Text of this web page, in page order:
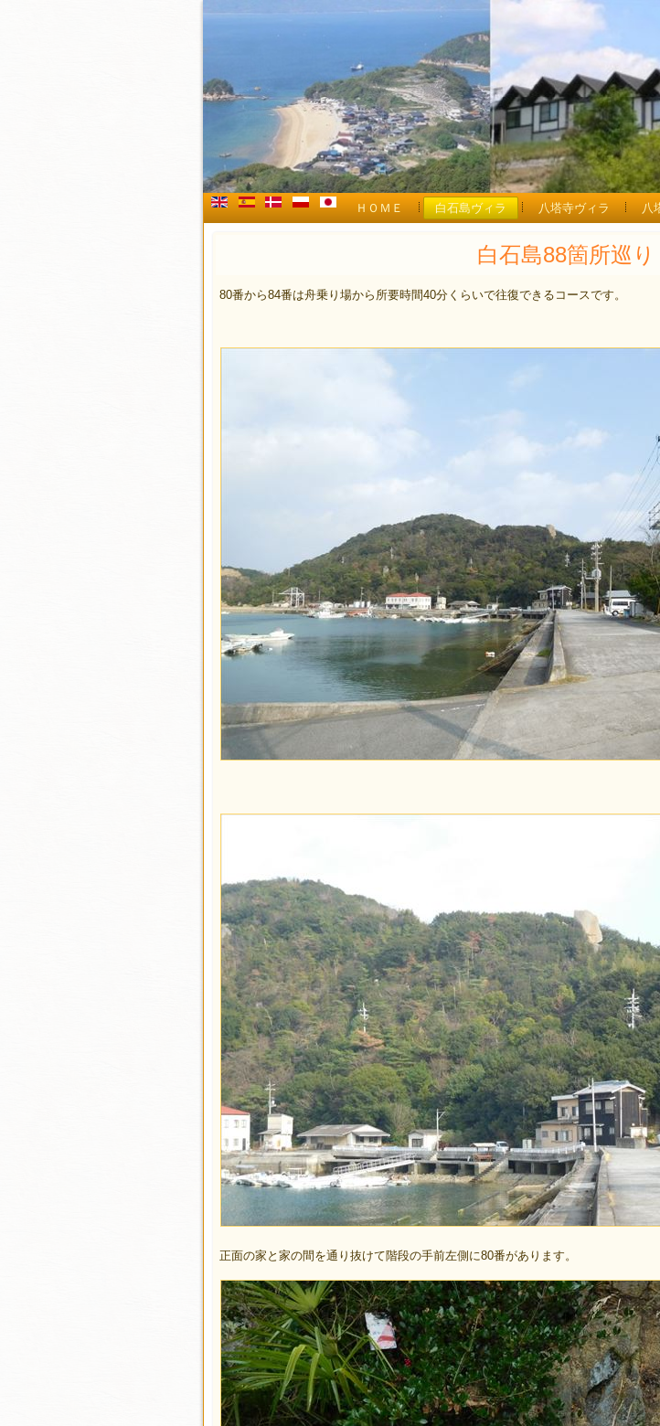
ＨＯＭＥ 白石島ヴィラ 八塔寺ヴィラ 八
白石島88箇所巡り
80番から84番は舟乗り場から所要時間40分くらいで往復できるコースです。
正面の家と家の間を通り抜けて階段の手前左側に80番があります。